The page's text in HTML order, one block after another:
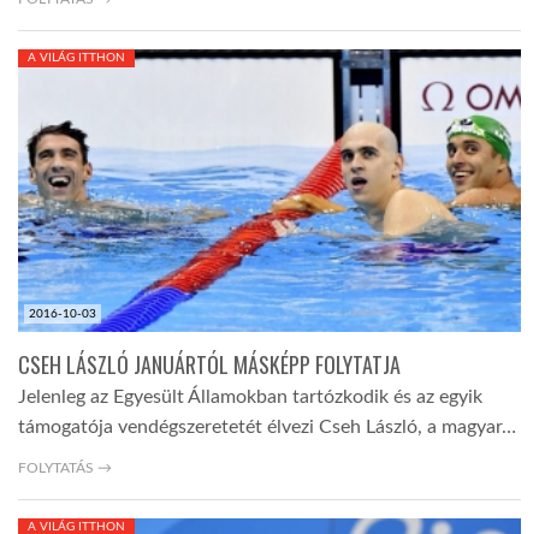
GLOBOTV BP
HÍR3D
TROPICALMAGAZIN
GLOBOTV
AFRIKA TUDÁSTÁR
A NAP SZÉPE
LINKTR.EE
2016-10-03
A VILÁG ITTHON
CSEH LÁSZLÓ JANUÁRTÓL MÁSKÉPP FOLYTATJA
Jelenleg az Egyesült Államokban tartózkodik és az egyik
támogatója vendégszeretetét élvezi Cseh László, a magyar…
FOLYTATÁS →
A VILÁG ITTHON